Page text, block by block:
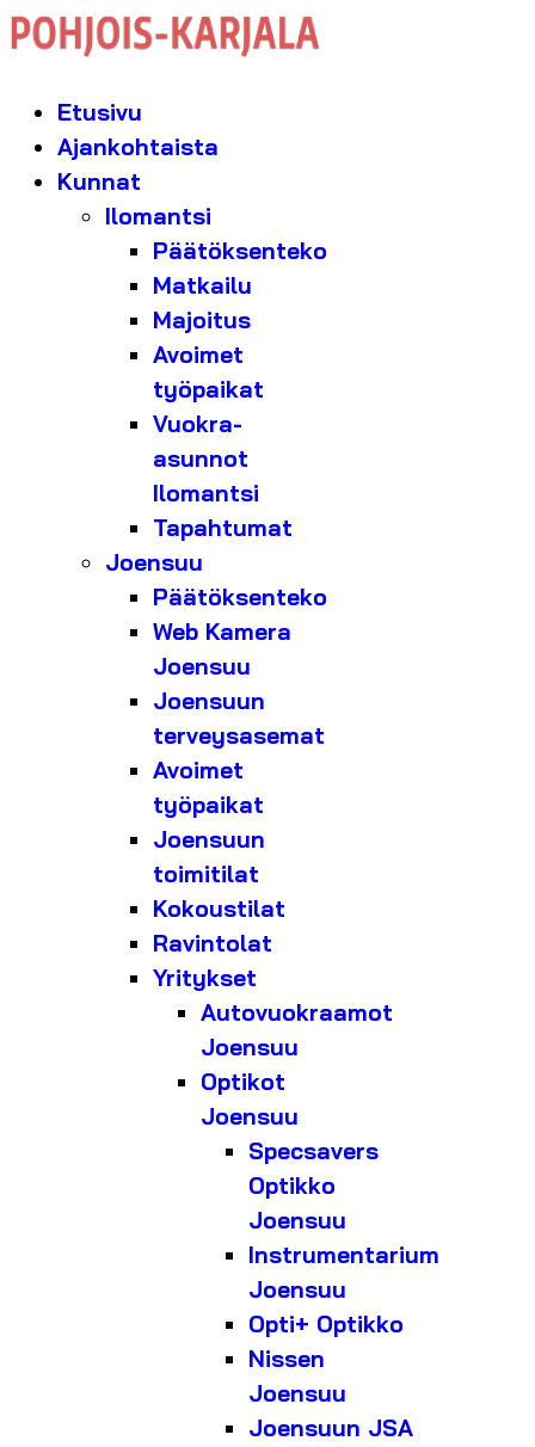
Etusivu
Ajankohtaista
Kunnat
Ilomantsi
Päätöksenteko
Matkailu
Majoitus
Avoimet
työpaikat
Vuokra-
asunnot
Ilomantsi
Tapahtumat
Joensuu
Päätöksenteko
Web Kamera
Joensuu
Joensuun
terveysasemat
Avoimet
työpaikat
Joensuun
toimitilat
Kokoustilat
Ravintolat
Yritykset
Autovuokraamot
Joensuu
Optikot
Joensuu
Specsavers
Optikko
Joensuu
Instrumentarium
Joensuu
Opti+ Optikko
Nissen
Joensuu
Joensuun JSA